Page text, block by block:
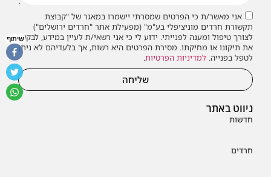
ניווט באתר
חדשות
חרדים
אני מאשר/ת כי הפרטים שמסרתי יישמרו במאגר של "קבוצת
תקשורת חרדים מוניציפלי בע"מ" (מפעילת אתר "חרדים ירושלים")
לצורך טיפול ומענה לפנייתי. ידוע לי כי אני רשאי/ת לעיין במידע, לבקש
את תיקונו או מחיקתו. מסירת הפרטים היא רשות, אך בלעדיהם לא ניתן
לטפל בפנייה. למדיניות הפרטיות.
שליחה
שיתוף